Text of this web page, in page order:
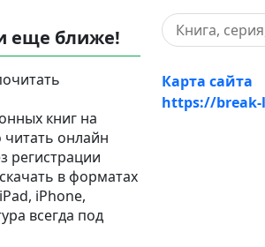
еще ближе!
книг на
онлайн
регистрации
в форматах
iPhone,
всегда под
Карта сайта
https://break-